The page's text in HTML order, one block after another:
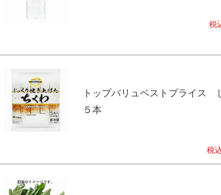
税
トップバリュベストプライ
５本
税